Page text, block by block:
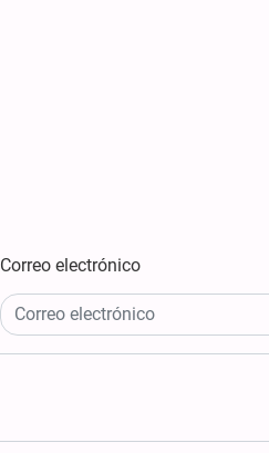
Correo electrónico